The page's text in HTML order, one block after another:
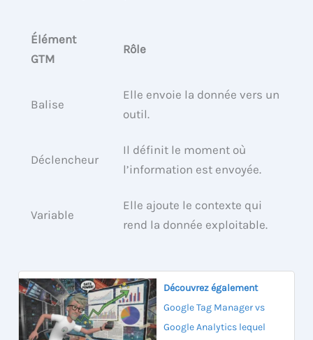
Élément
GTM
Rôle
Balise
Elle envoie la donnée vers un
outil.
Déclencheur
Il définit le moment où
l’information est envoyée.
Variable
Elle ajoute le contexte qui
rend la donnée exploitable.
Découvrez également
Google Tag Manager vs
Google Analytics lequel